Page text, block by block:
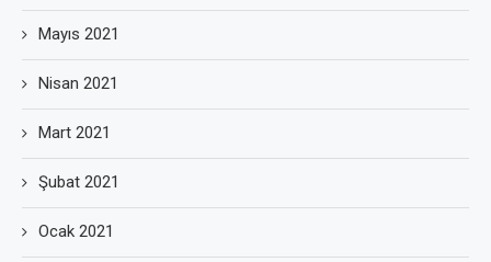
Mayıs 2021
Nisan 2021
Mart 2021
Şubat 2021
Ocak 2021